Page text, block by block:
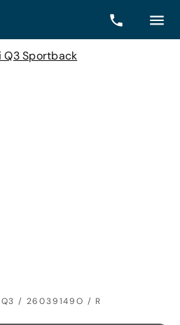
Q3 Sportback
/ 26039149O / R